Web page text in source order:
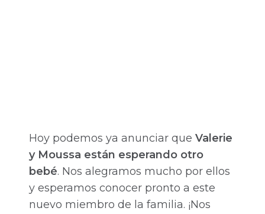
Hoy podemos ya anunciar que Valerie
y Moussa están esperando otro
bebé. Nos alegramos mucho por ellos
y esperamos conocer pronto a este
nuevo miembro de la familia. ¡Nos